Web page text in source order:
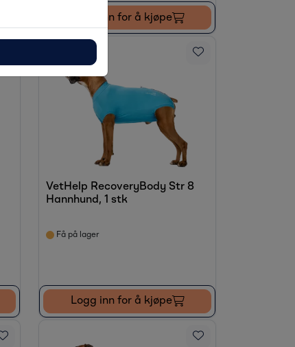
Logg inn for å kjøpe
VetHelp RecoveryBody Str 8
Hannhund, 1 stk
Få på lager
Logg inn for å kjøpe